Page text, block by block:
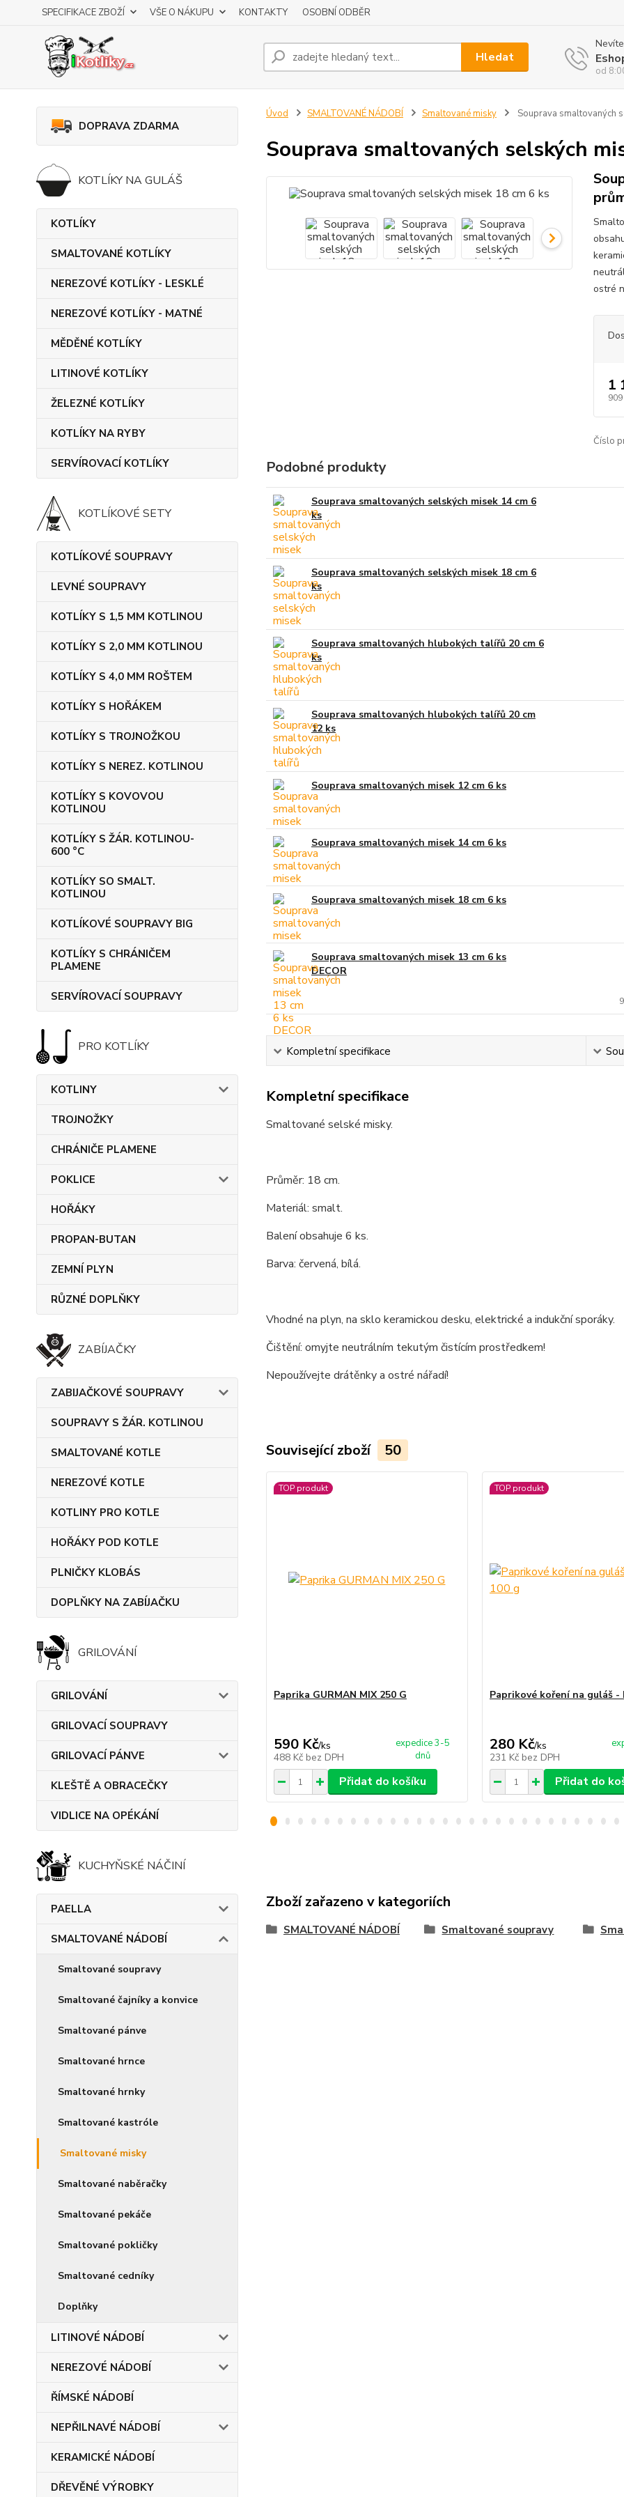
SPECIFIKACE ZBOŽÍ VŠE O NÁKUPU KONTAKTY OSOBNÍ ODBĚR
Hledat
od
DOPRAVA ZDARMA
KOTLÍKY NA GULÁŠ
KOTLÍKY
SMALTOVANÉ KOTLÍKY
NEREZOVÉ KOTLÍKY - LESKLÉ
NEREZOVÉ KOTLÍKY - MATNÉ
MĚDĚNÉ KOTLÍKY
LITINOVÉ KOTLÍKY
ŽELEZNÉ KOTLÍKY
KOTLÍKY NA RYBY
SERVÍROVACÍ KOTLÍKY
KOTLÍKOVÉ SETY
KOTLÍKOVÉ SOUPRAVY
LEVNÉ SOUPRAVY
KOTLÍKY S 1,5 MM KOTLINOU
KOTLÍKY S 2,0 MM KOTLINOU
KOTLÍKY S 4,0 MM ROŠTEM
KOTLÍKY S HOŘÁKEM
KOTLÍKY S TROJNOŽKOU
KOTLÍKY S NEREZ. KOTLINOU
KOTLÍKY S KOVOVOU
KOTLINOU
KOTLÍKY S ŽÁR. KOTLINOU-
600 °C
KOTLÍKY SO SMALT.
KOTLINOU
KOTLÍKOVÉ SOUPRAVY BIG
KOTLÍKY S CHRÁNIČEM
PLAMENE
SERVÍROVACÍ SOUPRAVY
PRO KOTLÍKY
KOTLINY
TROJNOŽKY
CHRÁNIČE PLAMENE
POKLICE
HOŘÁKY
PROPAN-BUTAN
ZEMNÍ PLYN
RŮZNÉ DOPLŇKY
ZABÍJAČKY
ZABIJAČKOVÉ SOUPRAVY
SOUPRAVY S ŽÁR. KOTLINOU
SMALTOVANÉ KOTLE
NEREZOVÉ KOTLE
KOTLINY PRO KOTLE
HOŘÁKY POD KOTLE
PLNIČKY KLOBÁS
DOPLŇKY NA ZABÍJAČKU
GRILOVÁNÍ
GRILOVÁNÍ
GRILOVACÍ SOUPRAVY
GRILOVACÍ PÁNVE
KLEŠTĚ A OBRACEČKY
VIDLICE NA OPÉKÁNÍ
KUCHYŇSKÉ NÁČINÍ
PAELLA
SMALTOVANÉ NÁDOBÍ
Smaltované soupravy
Smaltované čajníky a konvice
Smaltované pánve
Smaltované hrnce
Smaltované hrnky
Smaltované kastróle
Smaltované misky
Smaltované naběračky
Smaltované pekáče
Smaltované pokličky
Smaltované cedníky
Doplňky
LITINOVÉ NÁDOBÍ
NEREZOVÉ NÁDOBÍ
ŘÍMSKÉ NÁDOBÍ
NEPŘILNAVÉ NÁDOBÍ
KERAMICKÉ NÁDOBÍ
DŘEVĚNÉ VÝROBKY
Úvod SMALTOVANÉ NÁDOBÍ Smaltované misky Souprava smaltovaných
Souprava smaltovaných selských
ostré
1
909
Číslo
Podobné produkty
Souprava smaltovaných selských misek 14 cm 6
ks
Souprava smaltovaných selských misek 18 cm 6
ks
Souprava smaltovaných hlubokých talířů 20 cm 6
ks
Souprava smaltovaných hlubokých talířů 20 cm
12 ks
Souprava smaltovaných misek 12 cm 6 ks
Souprava smaltovaných misek 14 cm 6 ks
Souprava smaltovaných misek 18 cm 6 ks
Souprava smaltovaných misek 13 cm 6 ks
DECOR
Kompletní specifikace
Kompletní specifikace
Smaltované selské misky.
Průměr: 18 cm.
Materiál: smalt.
Balení obsahuje 6 ks.
Barva: červená, bílá.
Vhodné na plyn, na sklo keramickou desku, elektrické a indukční sporáky.
Čištění: omyjte neutrálním tekutým čistícím prostředkem!
Nepoužívejte drátěnky a ostré nářadí!
Související zboží 50
TOP produkt
Paprika GURMAN MIX 250 G
590 Kč/ks
488 Kč bez DPH
expedice 3-5
dnů
Přidat do košíku
TOP produkt
Paprikové koření na guláš -
280 Kč/ks
231 Kč bez DPH
Přidat do
Zboží zařazeno v kategoriích
SMALTOVANÉ NÁDOBÍ Smaltované soupravy